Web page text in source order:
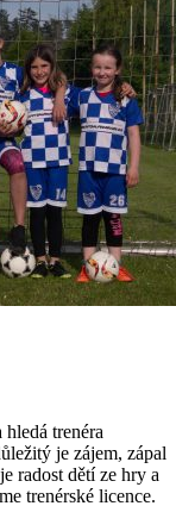
trenéra
je zájem, zápal
radost dětí ze hry a
trenérské licence.